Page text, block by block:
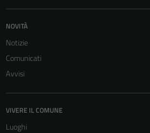
NOVITÀ
Notizie
Comunicati
Avvisi
VIVERE IL COMUNE
Luoghi